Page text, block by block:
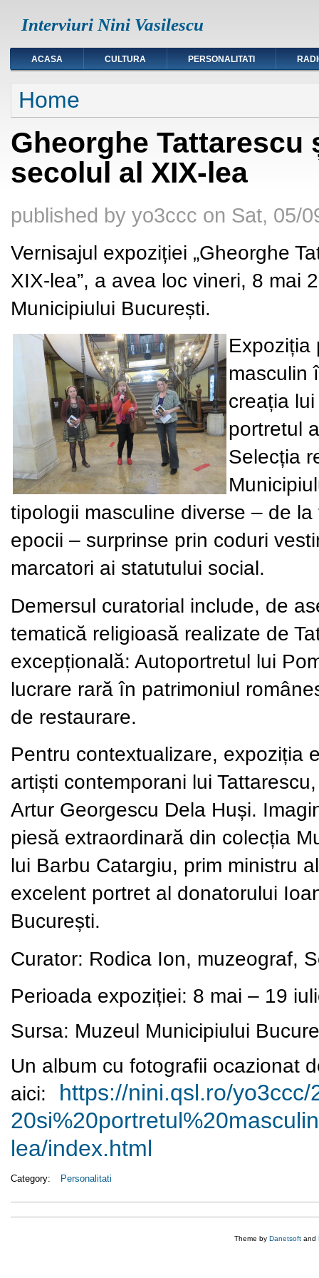
Interviuri Nini Vasilescu
ACASA CULTURA PERSONALITATI
You are here
Home
Gheorghe
secolul al XIX-lea
published by yo3ccc on Sat, 05/
Vernisajul expoziției „Gheorghe
XIX-lea”, a avea loc vineri, 8 mai
Municipiului București.
Expoziția
masculin
creația
portretul
Selecția
tipologii masculine diverse – de
epocii – surprinse prin coduri
marcatori ai statutului social.
Demersul curatorial include, de
tematică religioasă realizate de
excepțională: Autoportretul lui
lucrare rară în patrimoniul
de restaurare.
Pentru contextualizare, expoziția
artiști contemporani lui
Artur Georgescu Dela Huși.
piesă extraordinară din colecția
lui Barbu Catargiu, prim ministru
excelent portret al donatorului
București.
Curator: Rodica Ion, muzeograf,
Perioada expoziției: 8 mai – 19
Sursa: Muzeul Municipiului
Un album cu fotografii ocazionat
aici:
https://nini.qsl.ro/yo3ccc/
lea/index.html
Category: Personalitati
Theme by Danetsoft and